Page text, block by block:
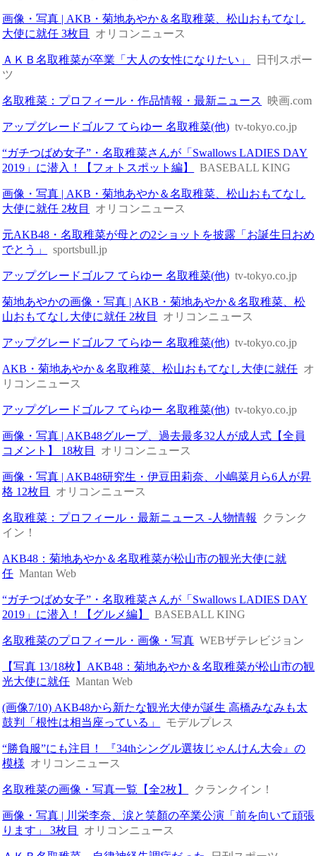
画像・写真 | AKB・菊地あやか＆名取稚菜、松山おもてなし
大使に就任 3枚目
オリコンニュース
ＡＫＢ名取稚菜が卒業「大人の女性になりたい」
日刊スポー
ツ
名取稚菜：プロフィール・作品情報・最新ニュース 映画.com
アップグレードゴルフ てらゆー 名取稚菜(他) tv-tokyo.co.jp
“ガチつばめ女子”・名取稚菜さんが「Swallows LADIES DAY
2019」に潜入！【フォトスポット編】
BASEBALL KING
画像・写真 | AKB・菊地あやか＆名取稚菜、松山おもてなし
大使に就任 2枚目
オリコンニュース
元AKB48・名取稚菜が母との2ショットを披露「お誕生日おめ
でとう」
sportsbull.jp
アップグレードゴルフ てらゆー 名取稚菜(他) tv-tokyo.co.jp
菊地あやかの画像・写真 | AKB・菊地あやか＆名取稚菜、松
山おもてなし大使に就任 2枚目
オリコンニュース
アップグレードゴルフ てらゆー 名取稚菜(他) tv-tokyo.co.jp
AKB・菊地あやか＆名取稚菜、松山おもてなし大使に就任 オ
リコンニュース
アップグレードゴルフ てらゆー 名取稚菜(他) tv-tokyo.co.jp
画像・写真 | AKB48グループ、過去最多32人が成人式【全員
コメント】 18枚目
オリコンニュース
画像・写真 | AKB48研究生・伊豆田莉奈、小嶋菜月ら6人が昇
格 12枚目
オリコンニュース
名取稚菜：プロフィール・最新ニュース -人物情報
クランク
イン！
AKB48：菊地あやか＆名取稚菜が松山市の観光大使に就
任 Mantan Web
“ガチつばめ女子”・名取稚菜さんが「Swallows LADIES DAY
2019」に潜入！【グルメ編】
BASEBALL KING
名取稚菜のプロフィール・画像・写真 WEBザテレビジョン
【写真 13/18枚】AKB48：菊地あやか＆名取稚菜が松山市の観
光大使に就任 Mantan Web
(画像7/10) AKB48から新たな観光大使が誕生 高橋みなみも太
鼓判「根性は相当座っている」
モデルプレス
“勝負服”にも注目！ 『34thシングル選抜じゃんけん大会』の
模様 オリコンニュース
名取稚菜の画像・写真一覧【全2枚】 クランクイン！
画像・写真 | 川栄李奈、涙と笑顏の卒業公演「前を向いて頑張
ります」 3枚目
オリコンニュース